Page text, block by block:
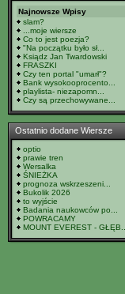
Najnowsze Wpisy
slam?
...moje wiersze
Co to jest poezja?
"Na początku było sł...
Ksiądz Jan Twardowski
FRASZKI
Czy ten portal "umarł"?
Bank wysokooprocento...
playlista- niezapomn...
Czy są przechowywane...
Ostatnio dodane Wiersze
optio
prawie tren
Wersalka
ŚNIEŻKA
prognoza wskrzeszeni...
Bukolik 2026
to wyjście
Badania naukowców po...
POWRACAMY
MOUNT EVEREST - GŁĘB...